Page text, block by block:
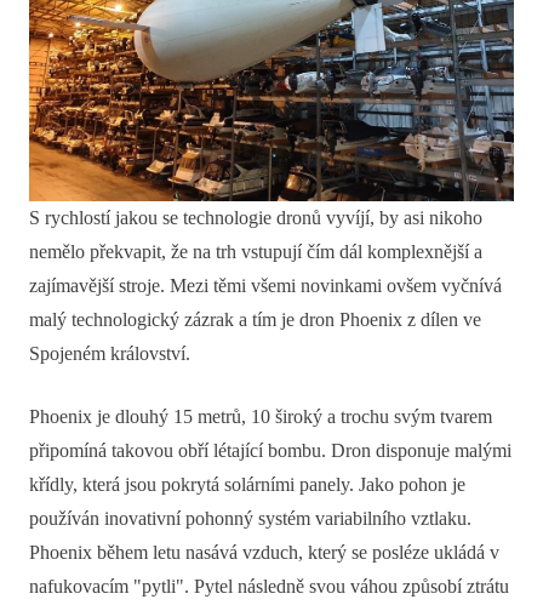
S rychlostí jakou se technologie dronů vyvíjí, by asi nikoho
nemělo překvapit, že na trh vstupují čím dál komplexnější a
zajímavější stroje. Mezi těmi všemi novinkami ovšem vyčnívá
malý technologický zázrak a tím je dron Phoenix z dílen ve
Spojeném království.
Phoenix je dlouhý 15 metrů, 10 široký a trochu svým tvarem
připomíná takovou obří létající bombu. Dron disponuje malými
křídly, která jsou pokrytá solárními panely. Jako pohon je
používán inovativní pohonný systém variabilního vztlaku.
Phoenix během letu nasává vzduch, který se posléze ukládá v
nafukovacím "pytli". Pytel následně svou váhou způsobí ztrátu